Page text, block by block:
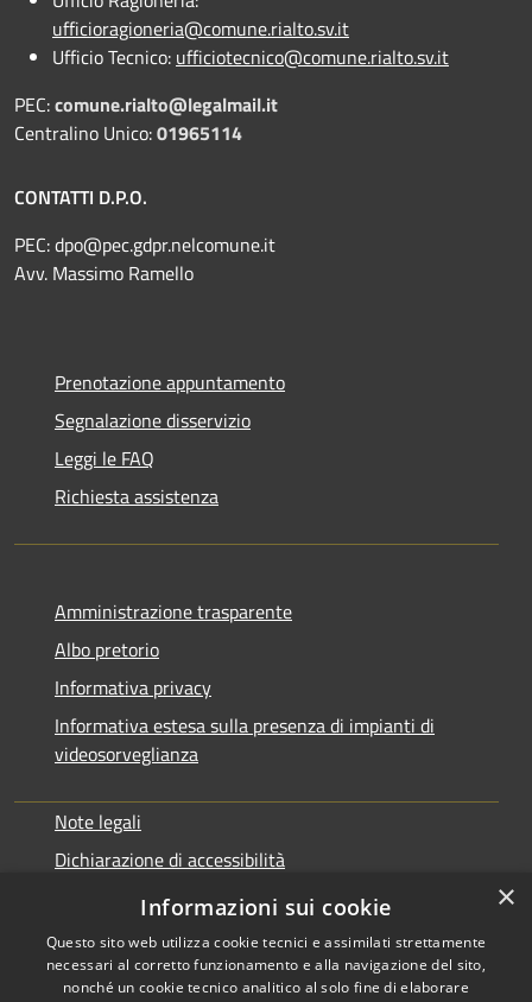
ufficioragioneria@comune.rialto.sv.it
Ufficio Tecnico: ufficiotecnico@comune.rialto.sv.it
PEC:comune.rialto@legalmail.it
Centralino Unico:01965114
CONTATTI D.P.O.
PEC:dpo@pec.gdpr.nelcomune.it
Avv. Massimo Ramello
Prenotazione appuntamento
Segnalazione disservizio
Leggi le FAQ
Richiesta assistenza
Amministrazione trasparente
Albo pretorio
Informativa privacy
Informativa estesa sulla presenza di impianti di
videosorveglianza
Note legali
Dichiarazione di accessibilità
Obbiettivi di accessibilità
×
Informazioni sui cookie
Questo sito web utilizza cookie tecnici e assimilati strettamente
necessari al corretto funzionamento e alla navigazione del sito,
nonché un cookie tecnico analitico al solo fine di elaborare